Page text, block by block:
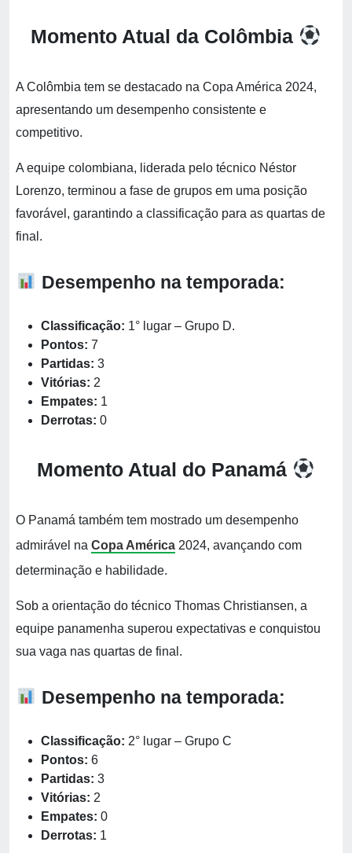
Momento Atual da Colômbia
A Colômbia tem se destacado na Copa América 2024,
apresentando um desempenho consistente e
competitivo.
A equipe colombiana, liderada pelo técnico Néstor
Lorenzo, terminou a fase de grupos em uma posição
favorável, garantindo a classificação para as quartas de
final.
Desempenho na temporada:
Classificação: 1° lugar – Grupo D.
Pontos: 7
Partidas: 3
Vitórias: 2
Empates: 1
Derrotas: 0
Momento Atual do Panamá
O Panamá também tem mostrado um desempenho
admirável na Copa América 2024, avançando com
determinação e habilidade.
Sob a orientação do técnico Thomas Christiansen, a
equipe panamenha superou expectativas e conquistou
sua vaga nas quartas de final.
Desempenho na temporada:
Classificação: 2° lugar – Grupo C
Pontos: 6
Partidas: 3
Vitórias: 2
Empates: 0
Derrotas: 1